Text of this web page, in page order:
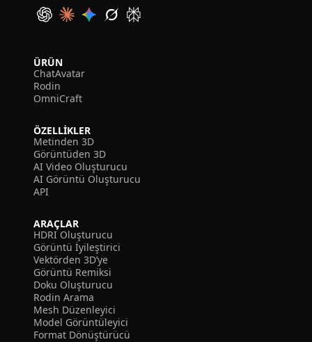
ÜRÜN
ChatAvatar
Rodin
OmniCraft
ÖZELLIKLER
Metinden 3D
Görüntüden 3D
AI Video Oluşturucu
AI Görüntü Oluşturucu
API
ARAÇLAR
HDRI Oluşturucu
Görüntü İyileştirici
Vektörden 3D’ye
Görüntü Remiksi
Doku Oluşturucu
Rodin Arama
Mesh Düzenleyici
Model Görüntüleyici
Format Dönüştürücü